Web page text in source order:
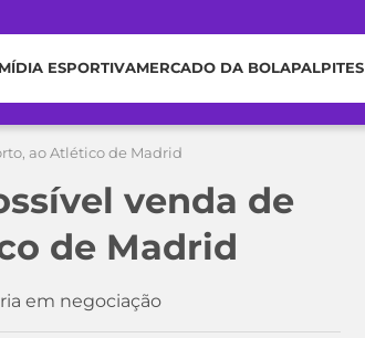
MÍDIA ESPORTIVAMERCADO DA BOLAPALPITES
ao Atlético de Madrid
venda de
de Madrid
em negociação